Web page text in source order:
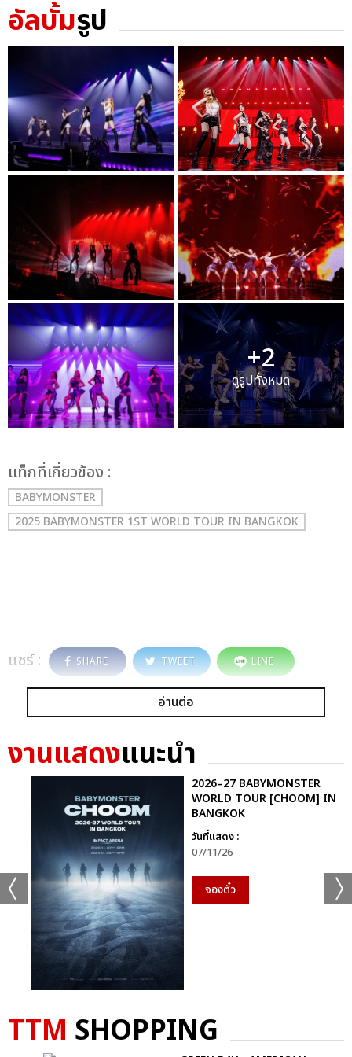
อัลบั้มรูป
+2
ดูรูปทั้งหมด
เเท็กที่เกี่ยวข้อง :
BABYMONSTER
2025 BABYMONSTER 1ST WORLD TOUR IN BANGKOK
แชร์ : SHARE TWEET LINE
อ่านต่อ
งานแสดงแนะนำ
2026–27 BABYMONSTER
WORLD TOUR [CHOOM] IN
BANGKOK
วันที่แสดง :
07/11/26
จองตั๋ว
TTM SHOPPING